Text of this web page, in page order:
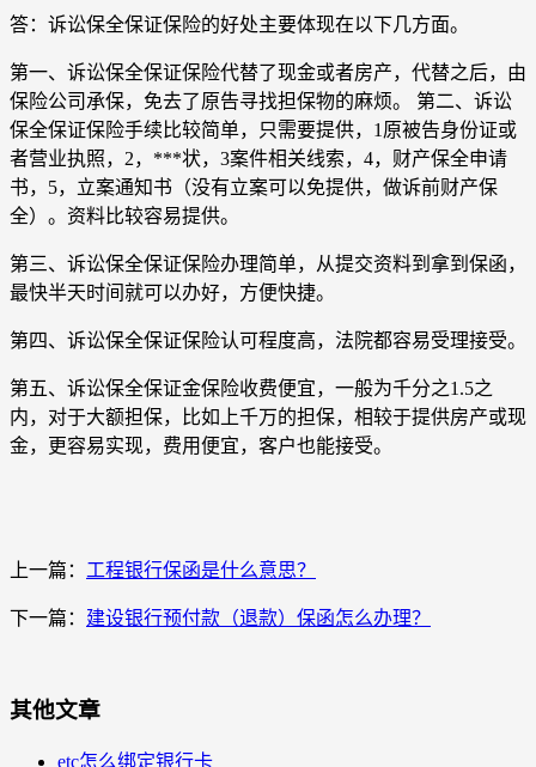
答：诉讼保全保证保险的好处主要体现在以下几方面。
第一、诉讼保全保证保险代替了现金或者房产，代替之后，由
保险公司承保，免去了原告寻找担保物的麻烦。 第二、诉讼
保全保证保险手续比较简单，只需要提供，1原被告身份证或
者营业执照，2，***状，3案件相关线索，4，财产保全申请
书，5，立案通知书（没有立案可以免提供，做诉前财产保
全）。资料比较容易提供。
第三、诉讼保全保证保险办理简单，从提交资料到拿到保函，
最快半天时间就可以办好，方便快捷。
第四、诉讼保全保证保险认可程度高，法院都容易受理接受。
第五、诉讼保全保证金保险收费便宜，一般为千分之1.5之
内，对于大额担保，比如上千万的担保，相较于提供房产或现
金，更容易实现，费用便宜，客户也能接受。
上一篇： 工程银行保函是什么意思？
下一篇： 建设银行预付款（退款）保函怎么办理？
其他文章
etc怎么绑定银行卡